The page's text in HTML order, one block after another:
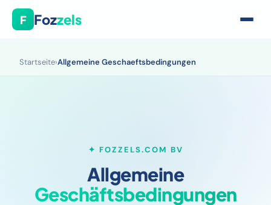
F Fozzels
Startseite›Allgemeine Geschaeftsbedingungen
✦ FOZZELS.COM BV
Allgemeine
Geschäftsbedingungen